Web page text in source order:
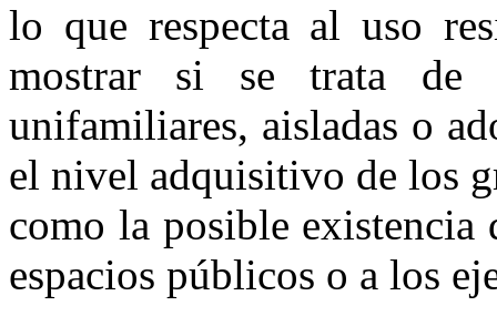
lo que respecta al uso
mostrar si se trata de
unifamiliares, aisladas o
el nivel adquisitivo de los
como la posible existencia
espacios públicos o a los